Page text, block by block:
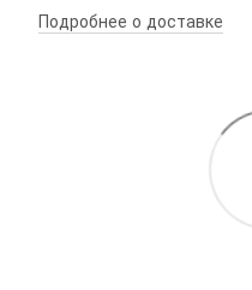
Подробнее о доставке